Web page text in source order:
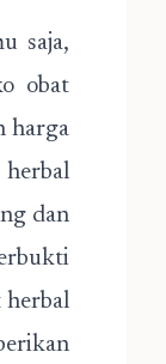
saja,
obat
harga
dan
herbal